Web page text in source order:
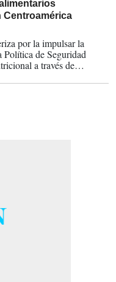
Centroamérica
por la impulsar la
Política de Seguridad
a través de
con la emergencia